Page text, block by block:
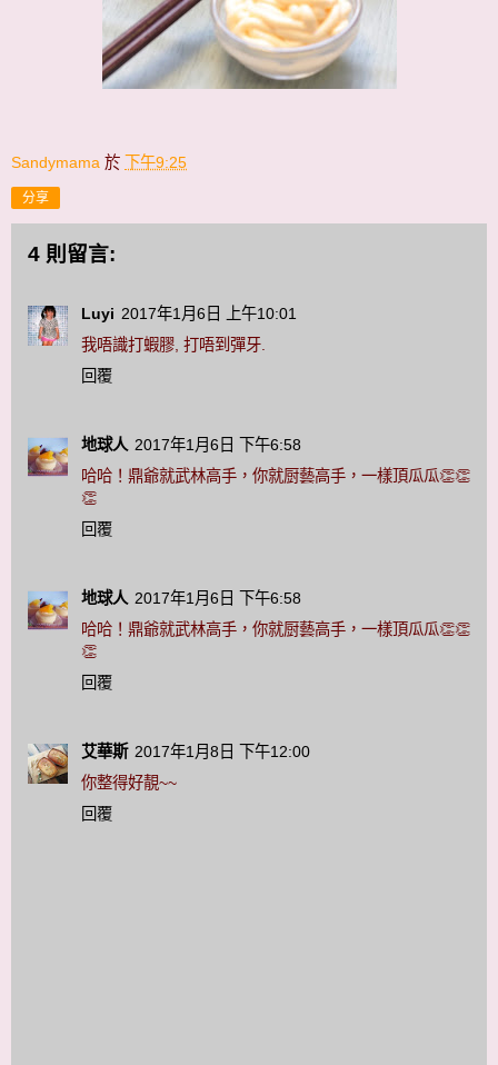
Sandymama 於 下午9:25
分享
4 則留言:
Luyi 2017年1月6日 上午10:01
我唔識打蝦膠, 打唔到彈牙.
回覆
地球人 2017年1月6日 下午6:58
哈哈！鼎爺就武林高手，你就厨藝高手，一樣頂瓜瓜👏👏
👏
回覆
地球人 2017年1月6日 下午6:58
哈哈！鼎爺就武林高手，你就厨藝高手，一樣頂瓜瓜👏👏
👏
回覆
艾華斯 2017年1月8日 下午12:00
你整得好靚~~
回覆